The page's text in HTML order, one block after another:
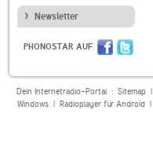
Newsletter
PHONOSTAR AUF
Dein Internetradio-Portal : Sitemap|
Windows| Radioplayer für Android|